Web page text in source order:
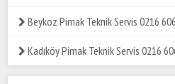
Beykoz Pimak Teknik Servis 0216
Kadıköy Pimak Teknik Servis 0216